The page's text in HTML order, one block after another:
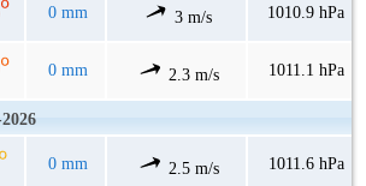
0 mm 3 m/s 1010.9 hPa
0 mm 2.3 m/s 1011.1 hPa
0 mm 2.5 m/s 1011.6 hPa